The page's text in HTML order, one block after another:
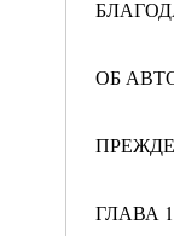
ОБ
ГЛАВА 1